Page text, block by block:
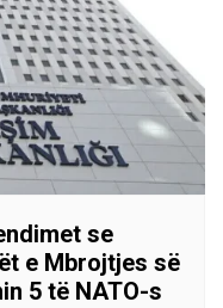
se
e Mbrojtjes së
5 të NATO-s